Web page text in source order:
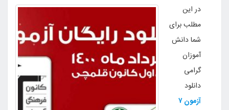
در این
مطلب برای
شما دانش
آموزان
گرامی
دانلود
آزمون۷